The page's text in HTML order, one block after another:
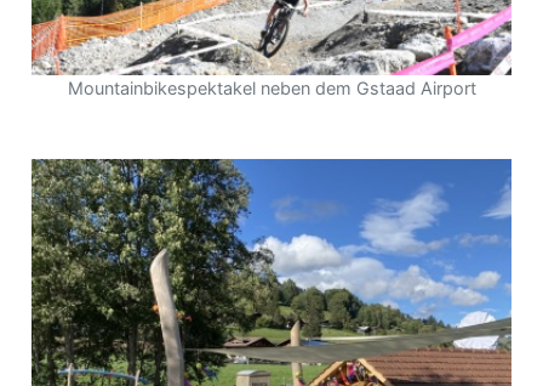
Mountainbikespektakel neben dem Gstaad Airport